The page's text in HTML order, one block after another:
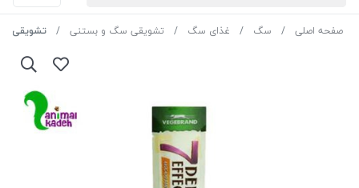
صفحه اصلی سگ غذای سگ تشویقی سگ و بستنی تشویقی